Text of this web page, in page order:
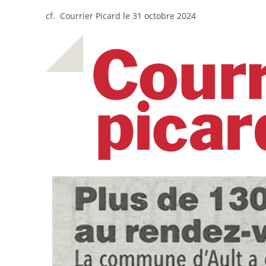
cf. Courrier Picard le 31 octobre 2024